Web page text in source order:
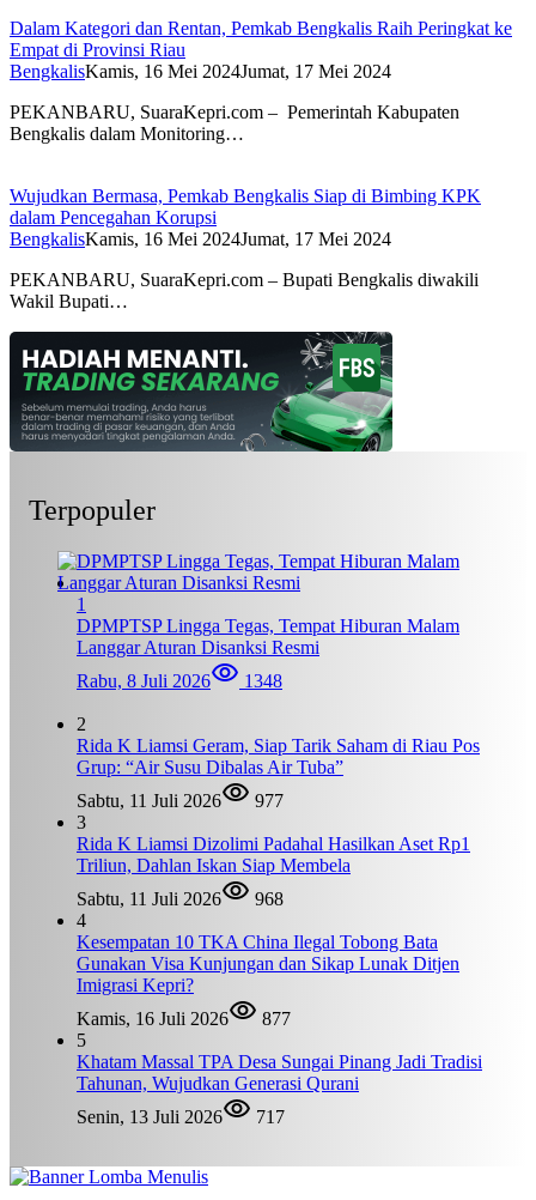
Dalam Kategori dan Rentan, Pemkab Bengkalis Raih Peringkat ke
Empat di Provinsi Riau
BengkalisKamis, 16 Mei 2024Jumat, 17 Mei 2024
PEKANBARU, SuaraKepri.com – Pemerintah Kabupaten
Bengkalis dalam Monitoring…
Wujudkan Bermasa, Pemkab Bengkalis Siap di Bimbing KPK
dalam Pencegahan Korupsi
BengkalisKamis, 16 Mei 2024Jumat, 17 Mei 2024
PEKANBARU, SuaraKepri.com – Bupati Bengkalis diwakili
Wakil Bupati…
Terpopuler
1
DPMPTSP Lingga Tegas, Tempat Hiburan Malam
Langgar Aturan Disanksi Resmi
Rabu, 8 Juli 2026
1348
2
Rida K Liamsi Geram, Siap Tarik Saham di Riau Pos
Grup: “Air Susu Dibalas Air Tuba”
Sabtu, 11 Juli 2026
977
3
Rida K Liamsi Dizolimi Padahal Hasilkan Aset Rp1
Triliun, Dahlan Iskan Siap Membela
Sabtu, 11 Juli 2026
968
4
Kesempatan 10 TKA China Ilegal Tobong Bata
Gunakan Visa Kunjungan dan Sikap Lunak Ditjen
Imigrasi Kepri?
Kamis, 16 Juli 2026
877
5
Khatam Massal TPA Desa Sungai Pinang Jadi Tradisi
Tahunan, Wujudkan Generasi Qurani
Senin, 13 Juli 2026
717